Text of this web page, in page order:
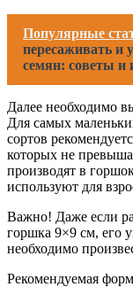
Популярные
пересаживать и
семян: советы и
Далее необходимо
Для самых
сортов
которых не
производят в
используют для
Важно! Даже если
горшка 9×9 см, его
необходимо
Рекомендуемая